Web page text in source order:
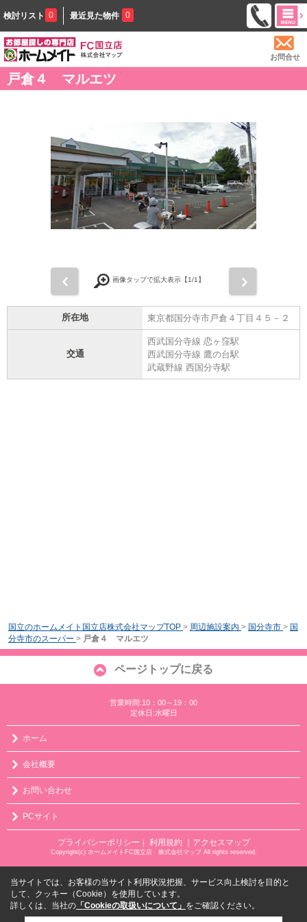
検討リスト 0 最近見た物件 0
お問合せ
戸倉４ マルエツ
画像タップで拡大表示【1/1】
所在地 東京都国分寺市戸倉４丁目４５－２
交通
西武国分寺線 恋ヶ窪駅
西武国分寺線 鷹の台駅
武蔵野線 西国分寺駅
国立のホームメイト国立店株式会社マップTOP > 周辺施設案内 > 国分寺市 > 国
分寺市のスーパー > 戸倉４ マルエツ
ページトップに戻る
営業時間:10：00～19：00
定休日:水曜日
ホーム
会社概要
お問い合わせ
PCサイト
プライバシーポリシー ｜ 利用規約 ｜アクセスマップ
Copyright(c) ホームメイトFC国立店 株式会社マップ All rights reserved.
当サイトでは、お客様の当サイト利用状況把握、サービス向上検討を目的と
して、クッキー（Cookie）を使用しています。
詳しくは、当社の 「Cookieの取扱いについて」 をご確認ください。